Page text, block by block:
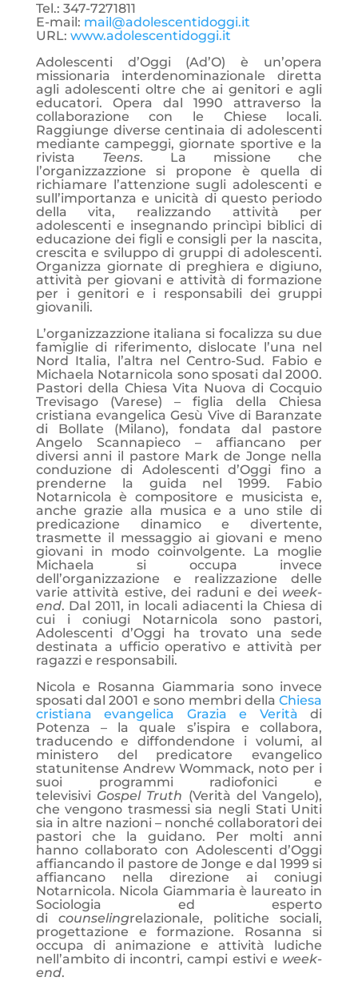
Tel.: 347-7271811
E-mail: mail@adolescentidoggi.it
URL: www.adolescentidoggi.it
Adolescenti d’Oggi (Ad’O) è un’opera
missionaria interdenominazionale diretta
agli adolescenti oltre che ai genitori e agli
educatori. Opera dal 1990 attraverso la
collaborazione con le Chiese locali.
Raggiunge diverse centinaia di adolescenti
mediante campeggi, giornate sportive e la
rivista Teens. La missione che
l’organizzazzione si propone è quella di
richiamare l’attenzione sugli adolescenti e
sull’importanza e unicità di questo periodo
della vita, realizzando attività per
adolescenti e insegnando princìpi biblici di
educazione dei figli e consigli per la nascita,
crescita e sviluppo di gruppi di adolescenti.
Organizza giornate di preghiera e digiuno,
attività per giovani e attività di formazione
per i genitori e i responsabili dei gruppi
giovanili.
L’organizzazzione italiana si focalizza su due
famiglie di riferimento, dislocate l’una nel
Nord Italia, l’altra nel Centro-Sud. Fabio e
Michaela Notarnicola sono sposati dal 2000.
Pastori della Chiesa Vita Nuova di Cocquio
Trevisago (Varese) – figlia della Chiesa
cristiana evangelica Gesù Vive di Baranzate
di Bollate (Milano), fondata dal pastore
Angelo Scannapieco – affiancano per
diversi anni il pastore Mark de Jonge nella
conduzione di Adolescenti d’Oggi fino a
prenderne la guida nel 1999. Fabio
Notarnicola è compositore e musicista e,
anche grazie alla musica e a uno stile di
predicazione dinamico e divertente,
trasmette il messaggio ai giovani e meno
giovani in modo coinvolgente. La moglie
Michaela si occupa invece
dell’organizzazione e realizzazione delle
varie attività estive, dei raduni e dei week-
end. Dal 2011, in locali adiacenti la Chiesa di
cui i coniugi Notarnicola sono pastori,
Adolescenti d’Oggi ha trovato una sede
destinata a ufficio operativo e attività per
ragazzi e responsabili.
Nicola e Rosanna Giammaria sono invece
sposati dal 2001 e sono membri dellaChiesa
cristiana evangelica Grazia e Verità di
Potenza – la quale s’ispira e collabora,
traducendo e diffondendone i volumi, al
ministero del predicatore evangelico
statunitense Andrew Wommack, noto per i
suoi programmi radiofonici e
televisivi Gospel Truth (Verità del Vangelo),
che vengono trasmessi sia negli Stati Uniti
sia in altre nazioni – nonché collaboratori dei
pastori che la guidano. Per molti anni
hanno collaborato con Adolescenti d’Oggi
affiancando il pastore de Jonge e dal 1999 si
affiancano nella direzione ai coniugi
Notarnicola. Nicola Giammaria è laureato in
Sociologia ed esperto
di counselingrelazionale, politiche sociali,
progettazione e formazione. Rosanna si
occupa di animazione e attività ludiche
nell’ambito di incontri, campi estivi e week-
end.